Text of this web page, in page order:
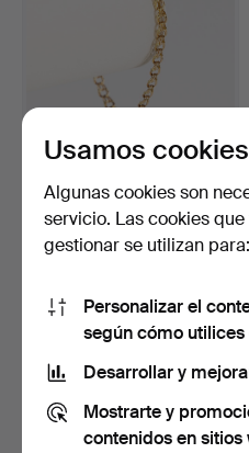
PULSERA TIPO
BISMARCK. Oro de 18k,
KEAB, l…
Subastado 9 may 2026
9 pujas
503 USD
Usamos cookies
Algunas cookies son
servicio. Las cookies
gestionar se utilizan para:
Personalizar el
según cómo utilices
Desarrollar y
Mostrarte y
contenidos en sitios